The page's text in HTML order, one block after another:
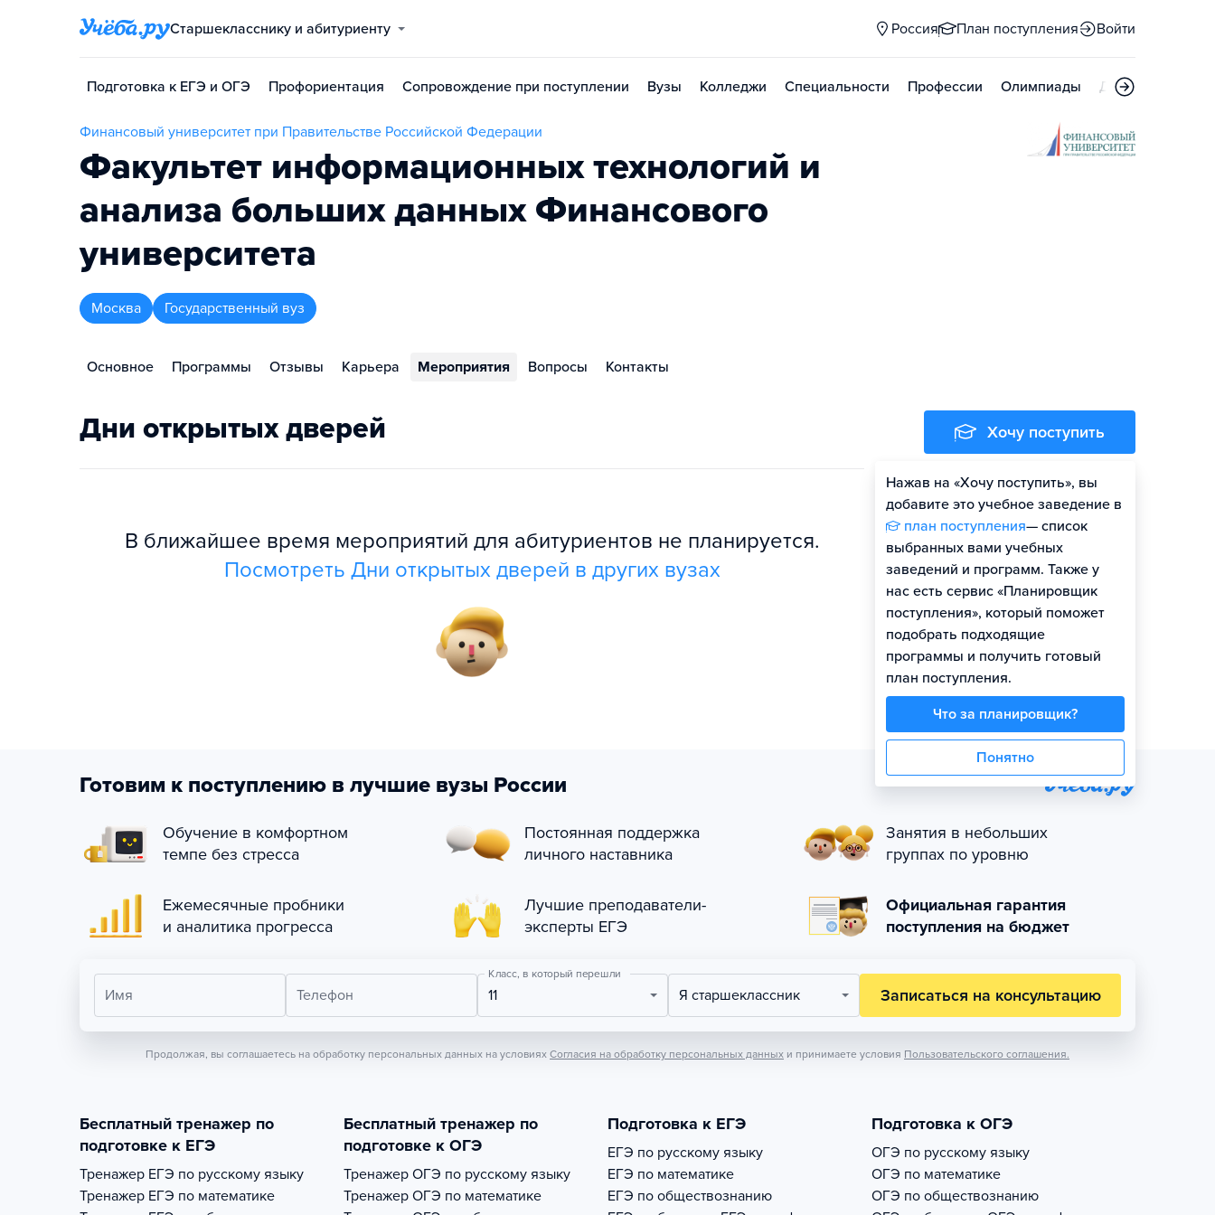
Старшекласснику и абитуриенту Россия План поступления Войти
Подготовка к ЕГЭ и ОГЭ Профориентация Сопровождение при поступлении Вузы Колледжи Специальности Профессии Олимпиады Дни открытых
Финансовый университет при Правительстве Российской Федерации
Факультет информационных технологий и
анализа больших данных Финансового
университета
Москва Государственный вуз
Основное Программы Отзывы Карьера Мероприятия Вопросы Контакты
Дни открытых дверей
В ближайшее время мероприятий для абитуриентов не планируется.
Посмотреть Дни открытых дверей в других вузах
Хочу поступить
Нажав на «Хочу поступить», вы
добавите это учебное заведение в
план поступления— список
выбранных вами учебных
заведений и программ. Также у
нас есть сервис «Планировщик
поступления», который поможет
подобрать подходящие
программы и получить готовый
план поступления.
Что за планировщик?
Понятно
Оценить шансы
Готовим к поступлению в лучшие вузы России
Обучение в комфортном
темпе без стресса
Постоянная поддержка
личного наставника
Занятия в небольших
группах по уровню
Ежемесячные пробники
и аналитика прогресса
Лучшие преподаватели-
эксперты ЕГЭ
Официальная гарантия
поступления на бюджет
Имя Телефон
Класс, в который перешли
11 Я старшеклассник Записаться на консультацию
Продолжая, вы соглашаетесь на обработку персональных данных на условиях Согласия на обработку персональных данных и принимаете условия Пользовательского соглашения.
Бесплатный тренажер по
подготовке к ЕГЭ
Тренажер ЕГЭ по русскому языку
Тренажер ЕГЭ по математике
Бесплатный тренажер по
подготовке к ОГЭ
Тренажер ОГЭ по русскому языку
Тренажер ОГЭ по математике
Подготовка к ЕГЭ
ЕГЭ по русскому языку
ЕГЭ по математике
ЕГЭ по обществознанию
Подготовка к ОГЭ
ОГЭ по русскому языку
ОГЭ по математике
ОГЭ по обществознанию